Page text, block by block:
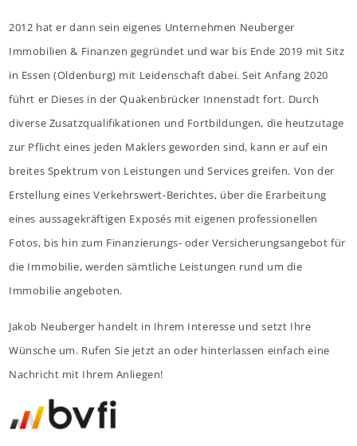
2012 hat er dann sein eigenes Unternehmen Neuberger
Immobilien & Finanzen gegründet und war bis Ende 2019 mit Sitz
in Essen (Oldenburg) mit Leidenschaft dabei. Seit Anfang 2020
führt er Dieses in der Quakenbrücker Innenstadt fort. Durch
diverse Zusatzqualifikationen und Fortbildungen, die heutzutage
zur Pflicht eines jeden Maklers geworden sind, kann er auf ein
breites Spektrum von Leistungen und Services greifen. Von der
Erstellung eines Verkehrswert-Berichtes, über die Erarbeitung
eines aussagekräftigen Exposés mit eigenen professionellen
Fotos, bis hin zum Finanzierungs- oder Versicherungsangebot für
die Immobilie, werden sämtliche Leistungen rund um die
Immobilie angeboten.
Jakob Neuberger handelt in Ihrem Interesse und setzt Ihre
Wünsche um. Rufen Sie jetzt an oder hinterlassen einfach eine
Nachricht mit Ihrem Anliegen!